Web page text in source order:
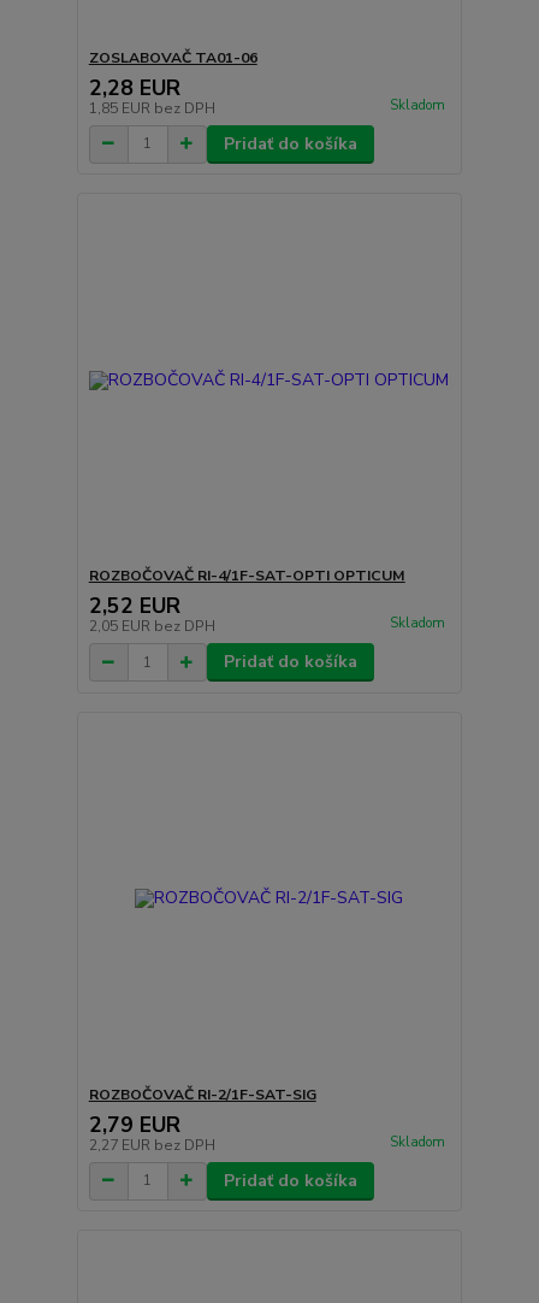
ZOSLABOVAČ TA01-06
2,28 EUR
1,85 EUR bez DPH Skladom
Pridať do košíka
ROZBOČOVAČ RI-4/1F-SAT-OPTI OPTICUM
2,52 EUR
2,05 EUR bez DPH Skladom
Pridať do košíka
ROZBOČOVAČ RI-2/1F-SAT-SIG
2,79 EUR
2,27 EUR bez DPH Skladom
Pridať do košíka